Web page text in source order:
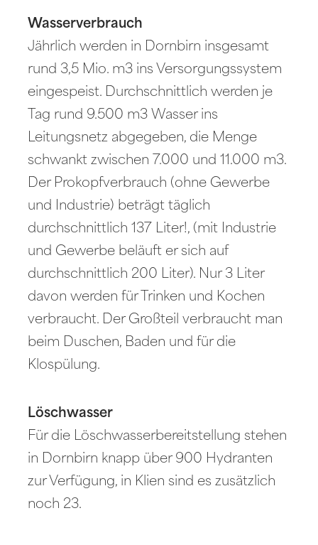
Wasserverbrauch
Jährlich werden in Dornbirn insgesamt
rund 3,5 Mio. m3 ins Versorgungssystem
eingespeist. Durchschnittlich werden je
Tag rund 9.500 m3 Wasser ins
Leitungsnetz abgegeben, die Menge
schwankt zwischen 7.000 und 11.000 m3.
Der Prokopfverbrauch (ohne Gewerbe
und Industrie) beträgt täglich
durchschnittlich 137 Liter!, (mit Industrie
und Gewerbe beläuft er sich auf
durchschnittlich 200 Liter). Nur 3 Liter
davon werden für Trinken und Kochen
verbraucht. Der Großteil verbraucht man
beim Duschen, Baden und für die
Klospülung.
Löschwasser
Für die Löschwasserbereitstellung stehen
in Dornbirn knapp über 900 Hydranten
zur Verfügung, in Klien sind es zusätzlich
noch 23.